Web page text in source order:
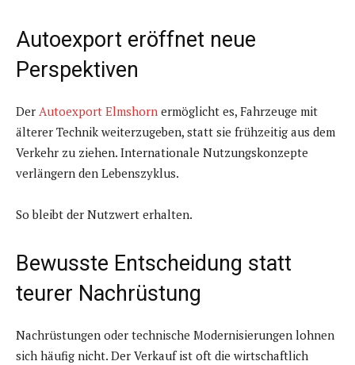
Autoexport eröffnet neue
Perspektiven
Der Autoexport Elmshorn ermöglicht es, Fahrzeuge mit
älterer Technik weiterzugeben, statt sie frühzeitig aus dem
Verkehr zu ziehen. Internationale Nutzungskonzepte
verlängern den Lebenszyklus.
So bleibt der Nutzwert erhalten.
Bewusste Entscheidung statt
teurer Nachrüstung
Nachrüstungen oder technische Modernisierungen lohnen
sich häufig nicht. Der Verkauf ist oft die wirtschaftlich